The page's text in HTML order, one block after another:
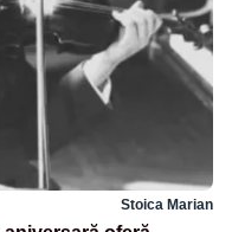
Stoica Marian